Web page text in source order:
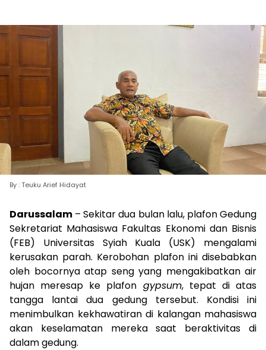
By : Teuku Arief Hidayat
Darussalam – Sekitar dua bulan lalu, plafon Gedung
Sekretariat Mahasiswa Fakultas Ekonomi dan Bisnis
(FEB) Universitas Syiah Kuala (USK) mengalami
kerusakan parah. Kerobohan plafon ini disebabkan
oleh bocornya atap seng yang mengakibatkan air
hujan meresap ke plafon gypsum, tepat di atas
tangga lantai dua gedung tersebut. Kondisi ini
menimbulkan kekhawatiran di kalangan mahasiswa
akan keselamatan mereka saat beraktivitas di
dalam gedung.